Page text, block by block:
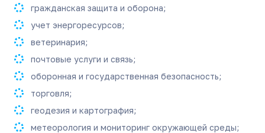
гражданская защита и оборона;
учет энергоресурсов;
ветеринария;
почтовые услуги и связь;
оборонная и государственная безопасность;
торговля;
геодезия и картография;
метеорология и мониторинг окружающей среды;